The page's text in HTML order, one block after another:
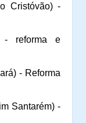
Cristóvão) -
- reforma e
- Reforma
Santarém) -